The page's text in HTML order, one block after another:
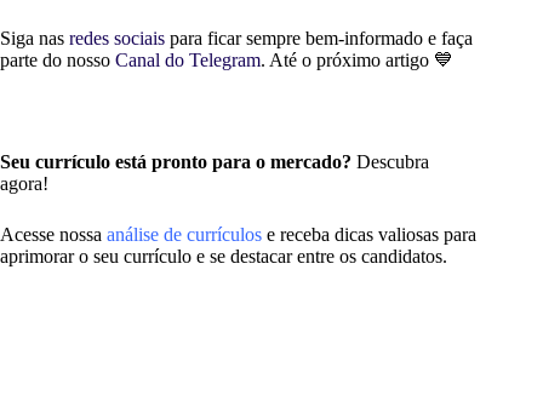
Siga nas redes sociais para ficar sempre bem-informado e faça
parte do nosso Canal do Telegram. Até o próximo artigo 💙
Seu currículo está pronto para o mercado? Descubra
agora!
Acesse nossa análise de currículos e receba dicas valiosas para
aprimorar o seu currículo e se destacar entre os candidatos.